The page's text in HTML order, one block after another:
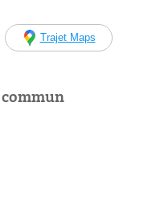
Trajet Maps